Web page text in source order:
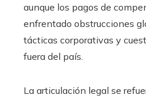
aunque los pagos de
enfrentado obstrucciones
tácticas corporativas y
fuera del país.
La articulación legal se